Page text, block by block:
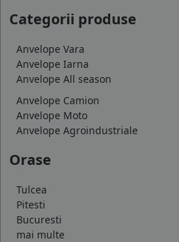
Categorii produse
Anvelope Vara
Anvelope Iarna
Anvelope All season
Anvelope Camion
Anvelope Moto
Anvelope Agroindustriale
Orase
Tulcea
Pitesti
Bucuresti
mai multe